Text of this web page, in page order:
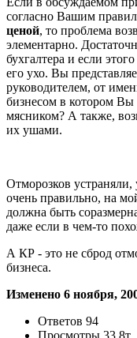
согласно Вашим
ценой, то проблема
элементарно.
бухгалтера и если
его ухо. Вы
руководителем, от
бизнесом в котором Вы
мясником? А также,
их ушами.
Отморозков устраняли,
очень правильно, на
должна быть
даже если в чем-то
А КР - это не сброд
бизнеса.
Изменено 6 ноября,
Ответов 94